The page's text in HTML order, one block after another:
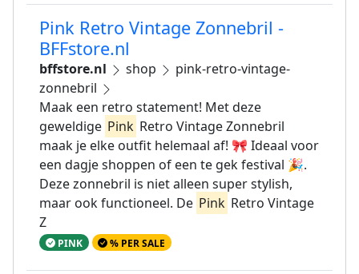
Pink Retro Vintage Zonnebril -
BFFstore.nl
bffstore.nl shop
pink-retro-vintage-
zonnebril
Maak een retro statement! Met deze
geweldige Pink Retro Vintage Zonnebril
maak je elke outfit helemaal af! 🎀 Ideaal voor
een dagje shoppen of een te gek festival 🎉.
Deze zonnebril is niet alleen super stylish,
maar ook functioneel. De Pink Retro Vintage
Z
PINK % PER SALE